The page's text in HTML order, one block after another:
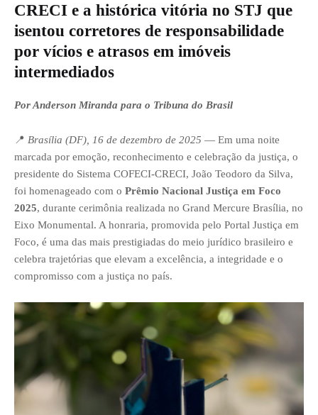
CRECI e a histórica vitória no STJ que
isentou corretores de responsabilidade
por vícios e atrasos em imóveis
intermediados
Por Anderson Miranda para o Tribuna do Brasil
📍 Brasília (DF), 16 de dezembro de 2025 — Em uma noite
marcada por emoção, reconhecimento e celebração da justiça, o
presidente do Sistema COFECI-CRECI, João Teodoro da Silva,
foi homenageado com o Prêmio Nacional Justiça em Foco
2025, durante cerimônia realizada no Grand Mercure Brasília, no
Eixo Monumental. A honraria, promovida pelo Portal Justiça em
Foco, é uma das mais prestigiadas do meio jurídico brasileiro e
celebra trajetórias que elevam a excelência, a integridade e o
compromisso com a justiça no país.